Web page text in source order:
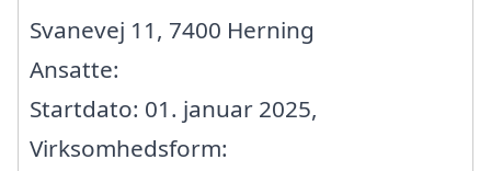
Svanevej 11, 7400 Herning
Ansatte:
Startdato: 01. januar 2025,
Virksomhedsform: